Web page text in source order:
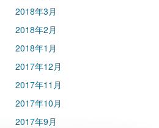
2018年3月
2018年2月
2018年1月
2017年12月
2017年11月
2017年10月
2017年9月